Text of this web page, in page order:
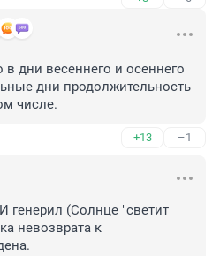
дни весеннего и осеннего
дни продолжительность
числе.
+13 –1
(Солнце "светит
невозврата к